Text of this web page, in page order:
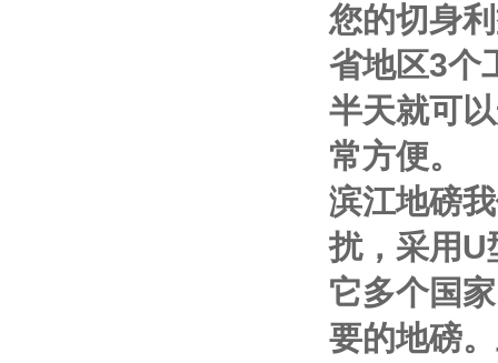
您的切身
省地区3个
半天就可
常方便。
滨江地磅
扰，采用U
它多个国
要的地磅